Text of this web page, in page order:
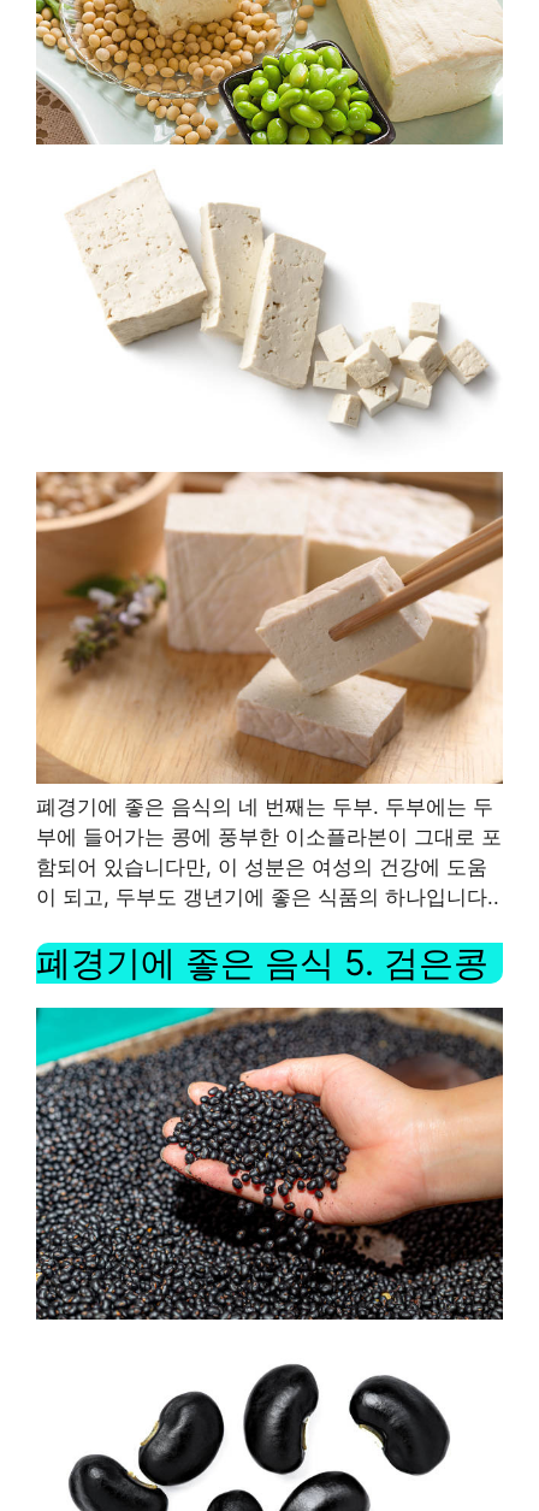
폐경기에 좋은 음식의 네 번째는 두부. 두부에는 두
부에 들어가는 콩에 풍부한 이소플라본이 그대로 포
함되어 있습니다만, 이 성분은 여성의 건강에 도움
이 되고, 두부도 갱년기에 좋은 식품의 하나입니다..
폐경기에 좋은 음식 5. 검은콩